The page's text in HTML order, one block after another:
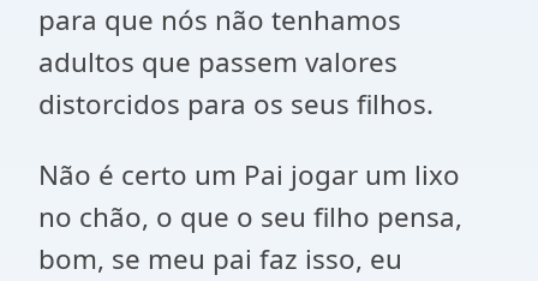
para que nós não tenhamos
adultos que passem valores
distorcidos para os seus filhos.
Não é certo um Pai jogar um lixo
no chão, o que o seu filho pensa,
bom, se meu pai faz isso, eu